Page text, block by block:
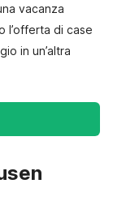
vacanza
l’offerta di case
in un’altra